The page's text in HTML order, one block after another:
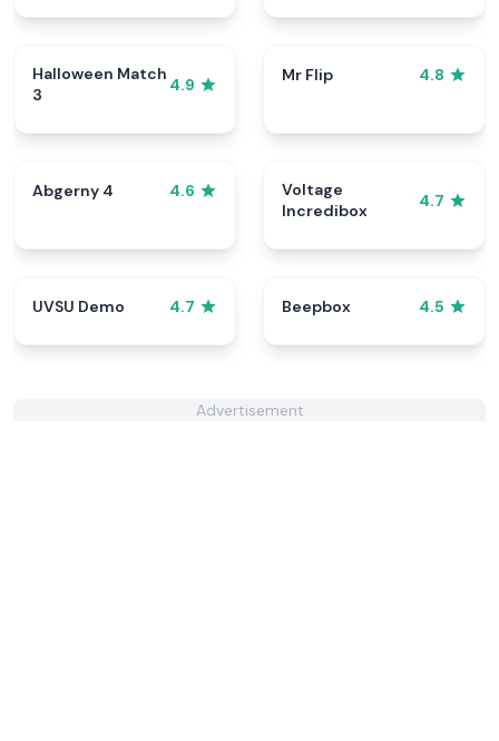
Halloween Match
3
4.9
Mr Flip 4.8
Abgerny 4 4.6
Voltage
Incredibox
4.7
UVSU Demo 4.7 Beepbox 4.5
Advertisement